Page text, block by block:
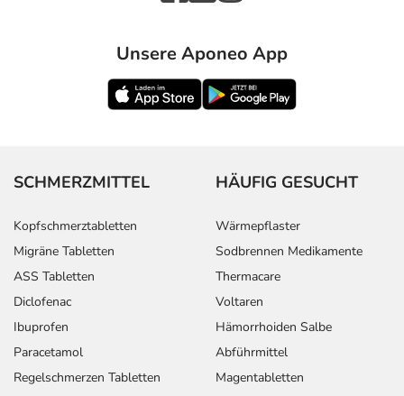
Unsere Aponeo App
SCHMERZMITTEL
Kopfschmerztabletten
Migräne Tabletten
ASS Tabletten
Diclofenac
Ibuprofen
Paracetamol
Regelschmerzen Tabletten
HÄUFIG GESUCHT
Wärmepflaster
Sodbrennen Medikamente
Thermacare
Voltaren
Hämorrhoiden Salbe
Abführmittel
Magentabletten